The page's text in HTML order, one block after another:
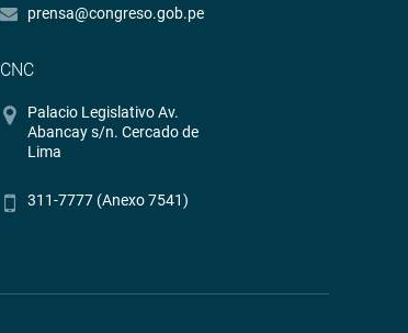
prensa@congreso.gob.pe
CNC
Palacio Legislativo Av.
Abancay s/n. Cercado de
Lima
311-7777 (Anexo 7541)